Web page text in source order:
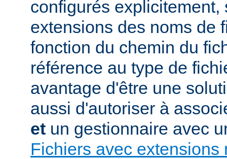
configurés explicitement,
extensions des noms de
fonction du chemin du
référence au type de
avantage d'être une
aussi d'autoriser à
et un gestionnaire avec
Fichiers avec extensions